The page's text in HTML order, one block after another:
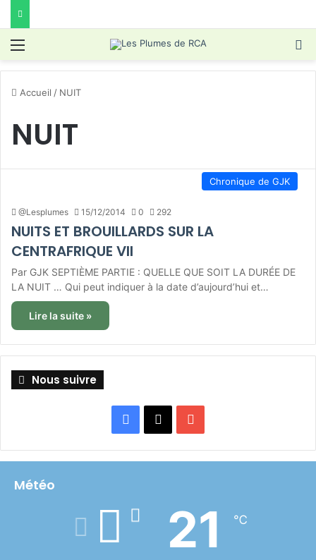
Menu
Accueil / NUIT
NUIT
Chronique de GJK
@Lesplumes 15/12/2014 0 292
NUITS ET BROUILLARDS SUR LA
CENTRAFRIQUE VII
Par GJK SEPTIÈME PARTIE : QUELLE QUE SOIT LA DURÉE DE
LA NUIT … Qui peut indiquer à la date d’aujourd’hui et…
Lire la suite »
Nous suivre
Facebook
X
Météo
21 ℃